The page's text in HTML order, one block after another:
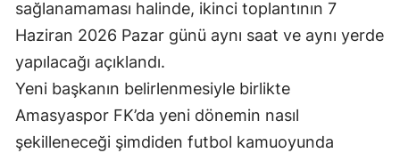
sağlanamaması halinde, ikinci toplantının 7
Haziran 2026 Pazar günü aynı saat ve aynı yerde
yapılacağı açıklandı.
Yeni başkanın belirlenmesiyle birlikte
Amasyaspor FK’da yeni dönemin nasıl
şekilleneceği şimdiden futbol kamuoyunda